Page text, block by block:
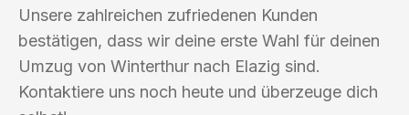
Unsere zahlreichen zufriedenen Kunden
bestätigen, dass wir deine erste Wahl für deinen
Umzug von Winterthur nach Elazig sind.
Kontaktiere uns noch heute und überzeuge dich